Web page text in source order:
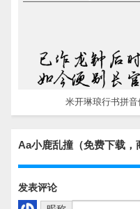
米开琳琅行书拼音
Aa小鹿乱撞（免费下载，
发表评论